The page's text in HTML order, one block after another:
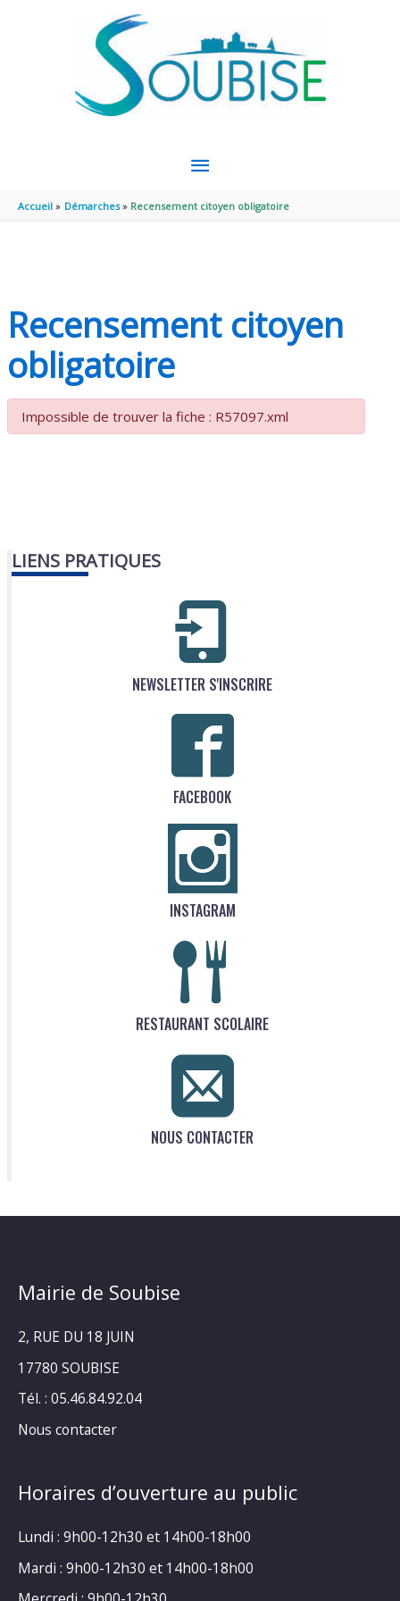
MENU
PRINCIPAL
Accueil Démarches Recensement citoyen obligatoire
Recensement citoyen
obligatoire
Impossible de trouver la fiche : R57097.xml
LIENS PRATIQUES
NEWSLETTER S'INSCRIRE
FACEBOOK
INSTAGRAM
RESTAURANT SCOLAIRE
NOUS CONTACTER
Mairie de Soubise
2, RUE DU 18 JUIN
17780 SOUBISE
Tél. : 05.46.84.92.04
Nous contacter
Horaires d’ouverture au public
Lundi : 9h00-12h30 et 14h00-18h00
Mardi : 9h00-12h30 et 14h00-18h00